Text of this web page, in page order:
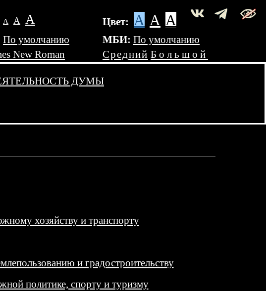
А А А Цвет: A A A
По умолчанию
New Roman
МБИ: По умолчанию
Средний Большой
ДУМЫ
хозяйству и транспорту
и градостроительству
политике, спорту и туризму